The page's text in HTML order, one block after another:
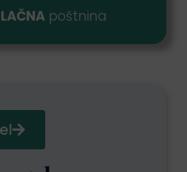
poštnina